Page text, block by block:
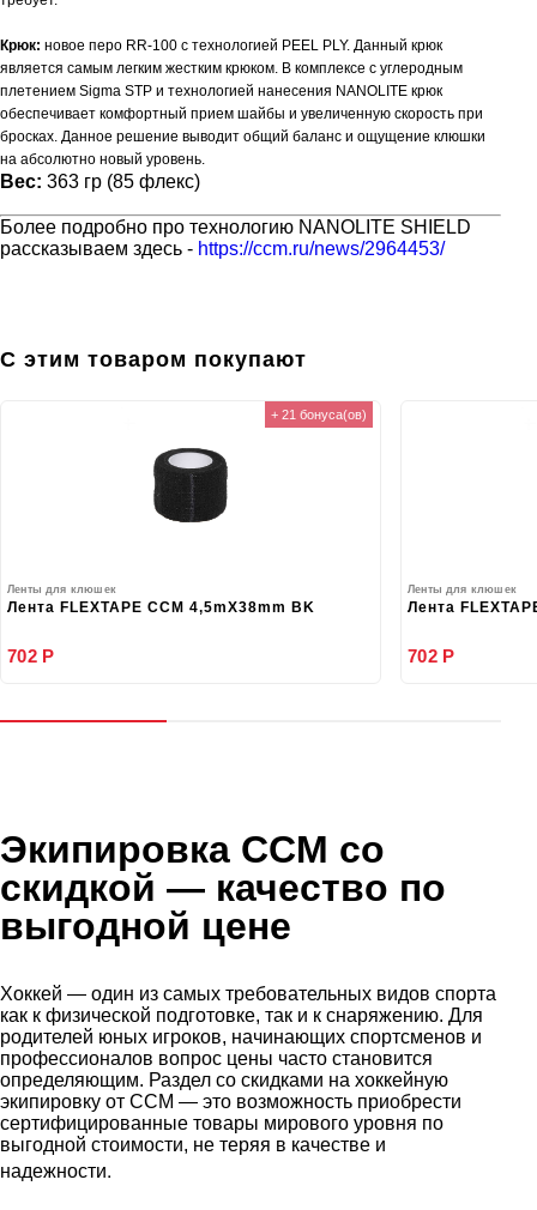
Крюк: новое перо RR-100 с технологией PEEL PLY. Данный крюк
является самым легким жестким крюком. В комплексе с углеродным
плетением Sigma STP и технологией нанесения NANOLITE крюк
обеспечивает комфортный прием шайбы и увеличенную скорость при
бросках. Данное решение выводит общий баланс и ощущение клюшки
на абсолютно новый уровень.
Вес: 363 гр (85 флекс)
Более подробно про технологию NANOLITE SHIELD
рассказываем здесь - https://ccm.ru/news/2964453/
С этим товаром покупают
+ 21 бонуса(ов)
Ленты для клюшек
Лента FLEXTAPE CCM 4,5mX38mm BK
702 Р
Ленты для клюшек
Лента
702 Р
Экипировка CCM со
скидкой — качество по
выгодной цене
Хоккей — один из самых требовательных видов спорта
как к физической подготовке, так и к снаряжению. Для
родителей юных игроков, начинающих спортсменов и
профессионалов вопрос цены часто становится
определяющим. Раздел со скидками на хоккейную
экипировку от CCM — это возможность приобрести
сертифицированные товары мирового уровня по
выгодной стоимости, не теряя в качестве и
надежности.